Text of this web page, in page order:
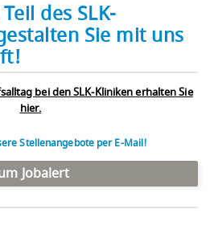
des SLK-
Sie mit uns
bei den SLK-Kliniken erhalten Sie
hier.
Stellenangebote per E-Mail!
Jobalert